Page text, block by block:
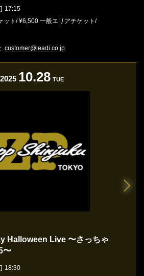
17:15
ット/ ¥6,500 一般エリアチケット/
customer@leadi.co.jp
2025 10.28 TUE
Halloween Live 〜さっちゃ
〜
18:30